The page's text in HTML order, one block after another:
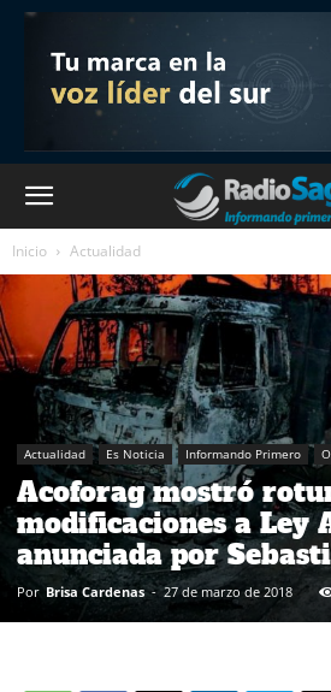
Inicio Actualidad
Actualidad Es Noticia Informando Primero
Acoforag mostró
modificaciones a
anunciada por
Por Brisa Cardenas - 27 de marzo de 2018